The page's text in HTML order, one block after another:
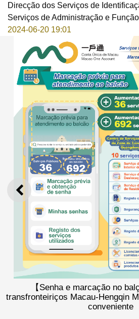
Direcção dos Serviços de
Serviços de Administração e
2024-06-20 19:01
ANTERIOR
【Senha e marcação no
transfronteiriços Macau-Hengqin
conveniente